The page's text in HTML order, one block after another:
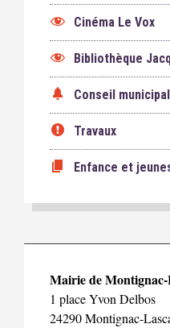
Cinéma Le Vox
Bibliothèque
Conseil municipal
Travaux
Enfance et
Mairie de
1 place Yvon Delbos
24290 Montignac-